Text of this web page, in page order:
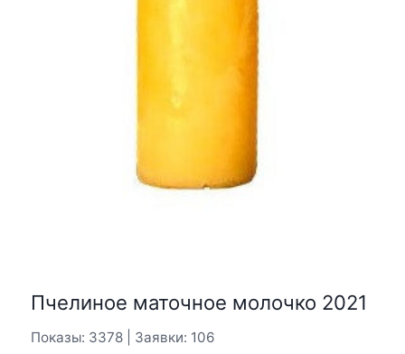
Пчелиное маточное молочко 2021
Показы: 3378 | Заявки: 106